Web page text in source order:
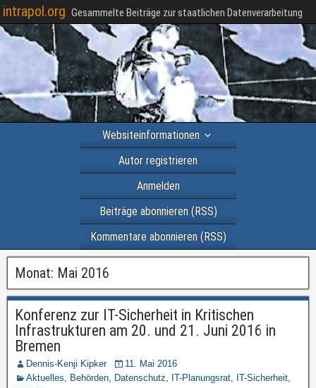
intrapol.org Gesammelte Beiträge zur staatlichen Datenverarbeitung
Websiteinformationen
Autor registrieren
Anmelden
Beiträge abonnieren (RSS)
Kommentare abonnieren (RSS)
Monat: Mai 2016
Konferenz zur IT-Sicherheit in Kritischen
Infrastrukturen am 20. und 21. Juni 2016 in
Bremen
Dennis-Kenji Kipker
11. Mai 2016
Aktuelles, Behörden, Datenschutz, IT-Planungsrat, IT-Sicherheit,